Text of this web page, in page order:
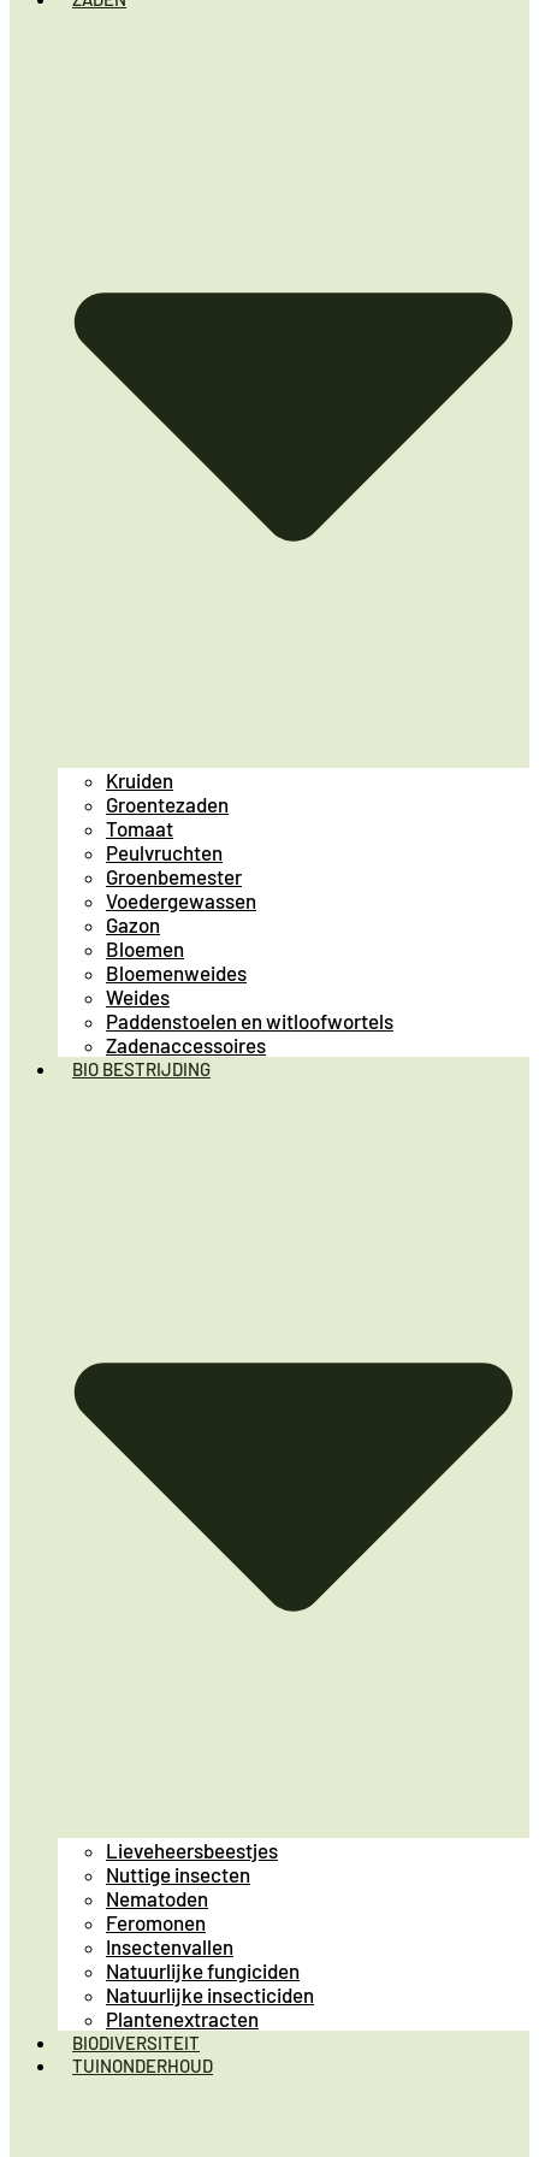
Kruiden
Groentezaden
Tomaat
Peulvruchten
Groenbemester
Voedergewassen
Gazon
Bloemen
Bloemenweides
Weides
Paddenstoelen en witloofwortels
Zadenaccessoires
BIO BESTRIJDING
Lieveheersbeestjes
Nuttige insecten
Nematoden
Feromonen
Insectenvallen
Natuurlijke fungiciden
Natuurlijke insecticiden
Plantenextracten
BIODIVERSITEIT
TUINONDERHOUD